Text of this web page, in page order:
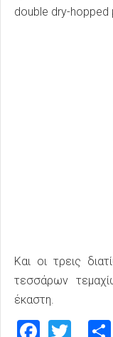
double dry-hopped
Και οι τρεις
τεσσάρων
έκαστη.